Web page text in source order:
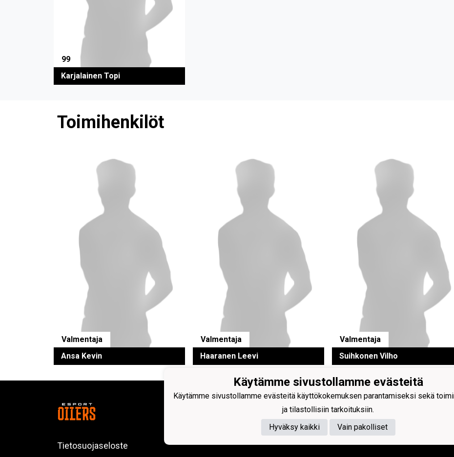
99
Karjalainen Topi
Toimihenkilöt
Valmentaja
Ansa Kevin
Valmentaja
Haaranen Leevi
Valmentaja
Suihkonen Vilho
Tietosuojaseloste
Esport Oilers ry
Koivu-Mankkaan tie 5, 02200 Espoo
Käytämme sivustollamme evästeitä
Käytämme sivustollamme evästeitä käyttökokemuksen parantamiseksi sekä
ja tilastollisiin tarkoituksiin.
Hyväksy kaikki
Vain pakolliset